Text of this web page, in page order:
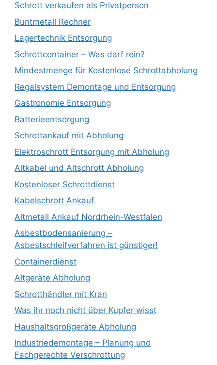
Schrott verkaufen als Privatperson
Buntmetall Rechner
Lagertechnik Entsorgung
Schrottcontainer – Was darf rein?
Mindestmenge für Kostenlose Schrottabholung
Regalsystem Demontage und Entsorgung
Gastronomie Entsorgung
Batterieentsorgung
Schrottankauf mit Abholung
Elektroschrott Entsorgung mit Abholung
Altkabel und Altschrott Abholung
Kostenloser Schrottdienst
Kabelschrott Ankauf
Altmetall Ankauf Nordrhein-Westfalen
Asbestbodensanierung –
Asbestschleifverfahren ist günstiger!
Containerdienst
Altgeräte Abholung
Schrotthändler mit Kran
Was ihr noch nicht über Kupfer wisst
Haushaltsgroßgeräte Abholung
Industriedemontage – Planung und
Fachgerechte Verschrottung